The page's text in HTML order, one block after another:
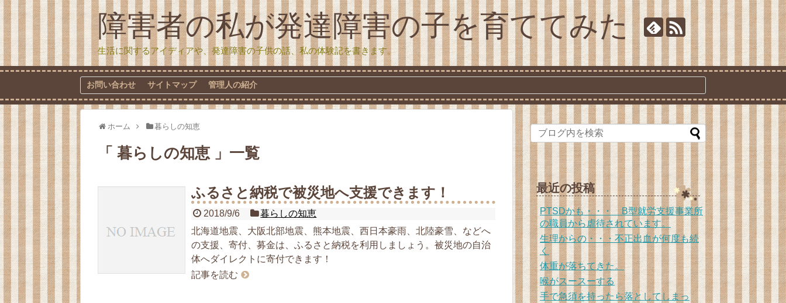
障害者の私が発達障害の子を育ててみた
生活に関するアイディアや、発達障害の子供の話、私の体験記を書きます。
お問い合わせ サイトマップ 管理人の紹介
ホーム 暮らしの知恵
「 暮らしの知恵 」一覧
ふるさと納税で被災地へ支援できます！
2018/9/6
暮らしの知恵
北海道地震、大阪北部地震、熊本地震、西日本豪雨、北陸豪雪、などへ
の支援、寄付、募金は、ふるさと納税を利用しましょう。被災地の自治
体へダイレクトに寄付できます！
記事を読む
最近の投稿
PTSDかも・・・ B型就労支援事業所
の職員から虐待されています。
生理からの・・・不正出血が何度も続
く
体重が落ちてきた。
喉がスースーする
手で急須を持ったら落としてしまっ